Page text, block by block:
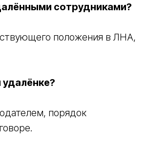
сотрудниками?
положения в ЛНА,
порядок